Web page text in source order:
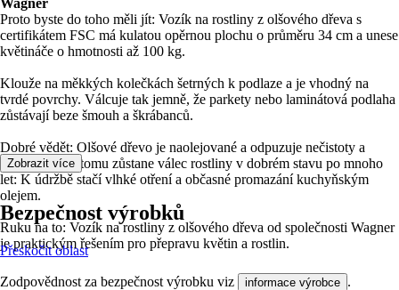
Wagner
Proto byste do toho měli jít: Vozík na rostliny z olšového dřeva s
certifikátem FSC má kulatou opěrnou plochu o průměru 34 cm a unese
květináče o hmotnosti až 100 kg.
Klouže na měkkých kolečkách šetrných k podlaze a je vhodný na
tvrdé povrchy. Válcuje tak jemně, že parkety nebo laminátová podlaha
zůstávají beze šmouh a škrábanců.
Dobré vědět: Olšové dřevo je naolejované a odpuzuje nečistoty a
vlhkost. Díky tomu zůstane válec rostliny v dobrém stavu po mnoho
let: K údržbě stačí vlhké otření a občasné promazání kuchyňským
olejem.
Ruku na to: Vozík na rostliny z olšového dřeva od společnosti Wagner
je praktickým řešením pro přepravu květin a rostlin.
Zobrazit více
Bezpečnost výrobků
Přeskočit oblast
Zodpovědnost za bezpečnost výrobku viz informace výrobce .